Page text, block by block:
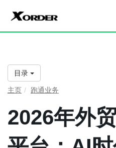
目录
主页 跑通业务
2026年外